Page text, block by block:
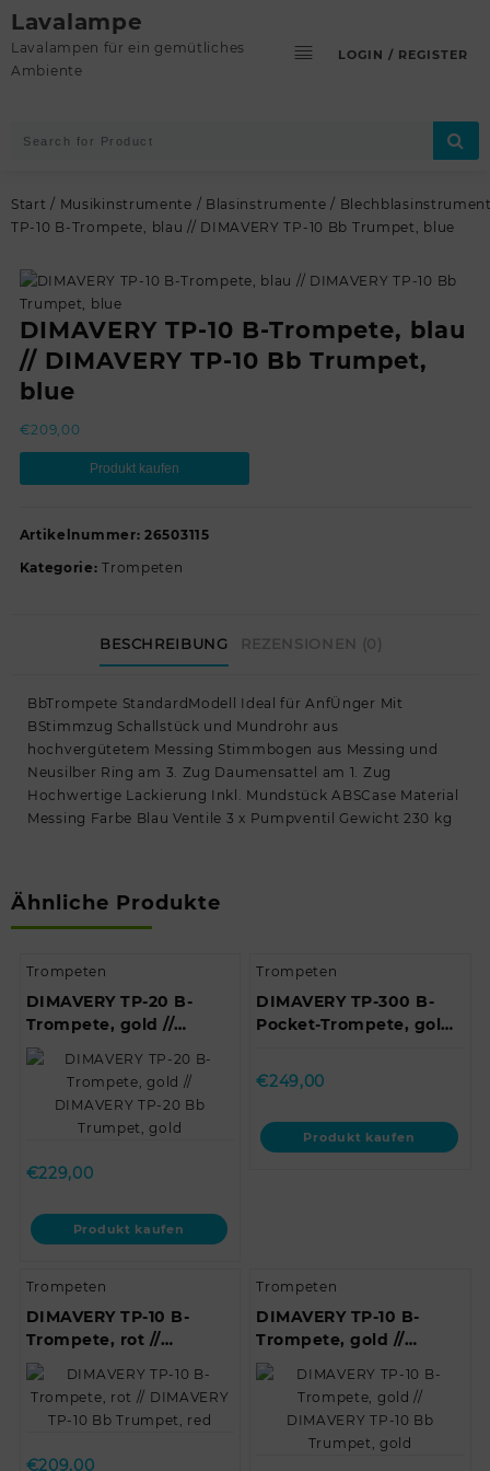
Skip
to
content
Lavalampe
Lavalampen für ein gemütliches
Ambiente
LOGIN / REGISTER
Start / Musikinstrumente / Blasinstrumente /
TP-10 B-Trompete, blau // DIMAVERY TP-10 Bb Trumpet, blue
DIMAVERY TP-10 B-Trompete, blau
// DIMAVERY TP-10 Bb Trumpet,
blue
€209,00
Produkt kaufen
Artikelnummer: 26503115
Kategorie:Trompeten
BESCHREIBUNG REZENSIONEN (0)
BbTrompete StandardModell Ideal für AnfÜnger Mit
BStimmzug Schallstück und Mundrohr aus
hochvergütetem Messing Stimmbogen aus Messing und
Neusilber Ring am 3. Zug Daumensattel am 1. Zug
Hochwertige Lackierung Inkl. Mundstück ABSCase Material
Messing Farbe Blau Ventile 3 x Pumpventil Gewicht 230 kg
Ähnliche Produkte
Trompeten
DIMAVERY TP-20 B-
Trompete, gold //
DIMAVERY TP-20 Bb
Trumpet, gold
€229,00
Produkt kaufen
Trompeten
DIMAVERY TP-300 B-
Pocket-Trompete, gold
Pocket Trumpet,…
€249,00
Produkt kaufen
Trompeten
DIMAVERY TP-10 B-
Trompete, rot //
DIMAVERY TP-10 Bb
Trumpet, red
€209,00
Trompeten
DIMAVERY TP-10 B-
Trompete, gold //
DIMAVERY TP-10 Bb
Trumpet, gold